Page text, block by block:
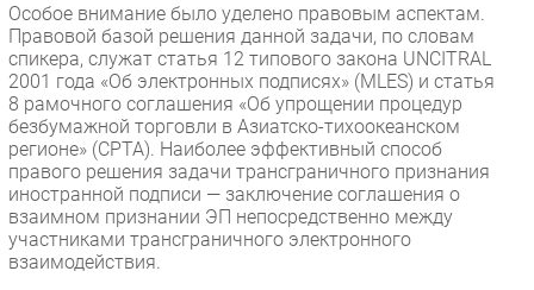
Особое внимание было уделено правовым аспектам.
Правовой базой решения данной задачи, по словам
спикера, служат статья 12 типового закона UNCITRAL
2001 года «Об электронных подписях» (MLES) и статья
8 рамочного соглашения «Об упрощении процедур
безбумажной торговли в Азиатско-тихоокеанском
регионе» (CPTA). Наиболее эффективный способ
правого решения задачи трансграничного признания
иностранной подписи — заключение соглашения о
взаимном признании ЭП непосредственно между
участниками трансграничного электронного
взаимодействия.